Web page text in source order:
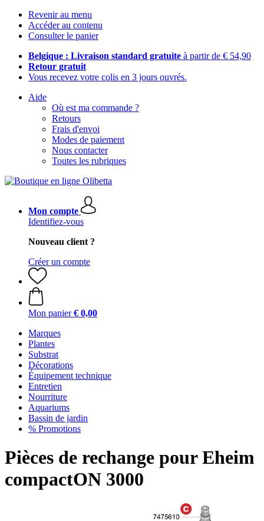
Revenir au menu
Accéder au contenu
Consulter le panier
Belgique : Livraison standard gratuite à partir de € 54,90
Retour gratuit
Vous recevez votre colis en 3 jours ouvrés.
Aide
Où est ma commande ?
Retours
Frais d'envoi
Modes de paiement
Nous contacter
Toutes les rubriques
Mon compte
Identifiez-vous
Nouveau client ?
Créer un compte
Mon panier € 0,00
Marques
Plantes
Substrat
Décorations
Équipement technique
Entretien
Nourriture
Aquariums
Bassin de jardin
% Promotions
Pièces de rechange pour Eheim
compactON 3000